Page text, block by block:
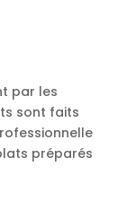
par les
sont faits
préparés